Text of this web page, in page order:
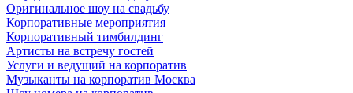
Оригинальное шоу на свадьбу
Корпоративные мероприятия
Корпоративный тимбилдинг
Артисты на встречу гостей
Услуги и ведущий на корпоратив
Музыканты на корпоратив Москва